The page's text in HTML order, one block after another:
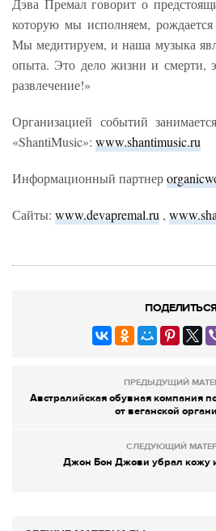
Дэва Премал говорит о
которую мы исполняем,
Мы медитируем, и наша музыка
опыта. Это дело жизни и смерти,
развлечение!»
Организацией событий
«ShantiMusic»: www.shantimusic.ru
Информационный партнер
Сайты: www.devapremal.ru ,
ПОДЕЛИТЬСЯ
ПРЕДЫДУЩИЙ
Австралийская обувная компания
от веганской
СЛЕДУЮЩИЙ
Джон Бон Джови убрал кожу